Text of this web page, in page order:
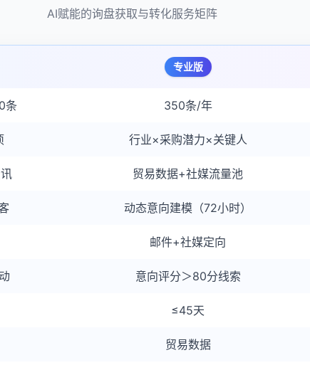
AI赋能的询盘获取与转化服务矩阵
专业版
条 350条/年
行业×采购潜力×关键人
贸易数据+社媒流量池
动态意向建模（72小时）
邮件+社媒定向
意向评分＞80分线索
≤45天
贸易数据